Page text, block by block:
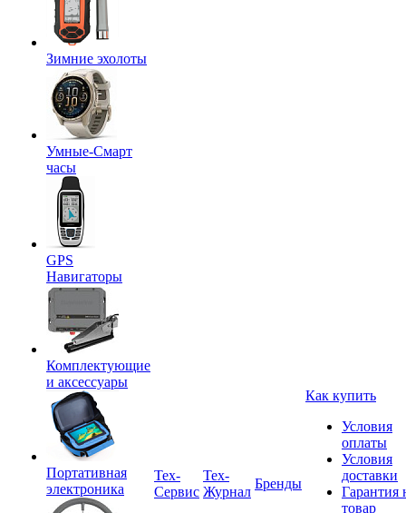
Зимние эхолоты
Умные-Смарт
часы
GPS
Навигаторы
Комплектующие
и аксессуары
Портативная
электроника
Tex-
Сервис
Тех-
Журнал
Бренды
Как купить
Условия
оплаты
Условия
доставки
Гарантия
товар